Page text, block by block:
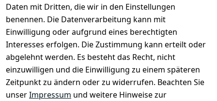
Daten mit Dritten, die wir in den Einstellungen
benennen. Die Datenverarbeitung kann mit
Einwilligung oder aufgrund eines berechtigten
Interesses erfolgen. Die Zustimmung kann erteilt oder
abgelehnt werden. Es besteht das Recht, nicht
einzuwilligen und die Einwilligung zu einem späteren
Zeitpunkt zu ändern oder zu widerrufen. Beachten Sie
unserImpressum und weitere Hinweise zur
Rechtliches
Impressum
Datenschutze
rklärung
Barrierefreihe
itserklärung
Services
Registrieren